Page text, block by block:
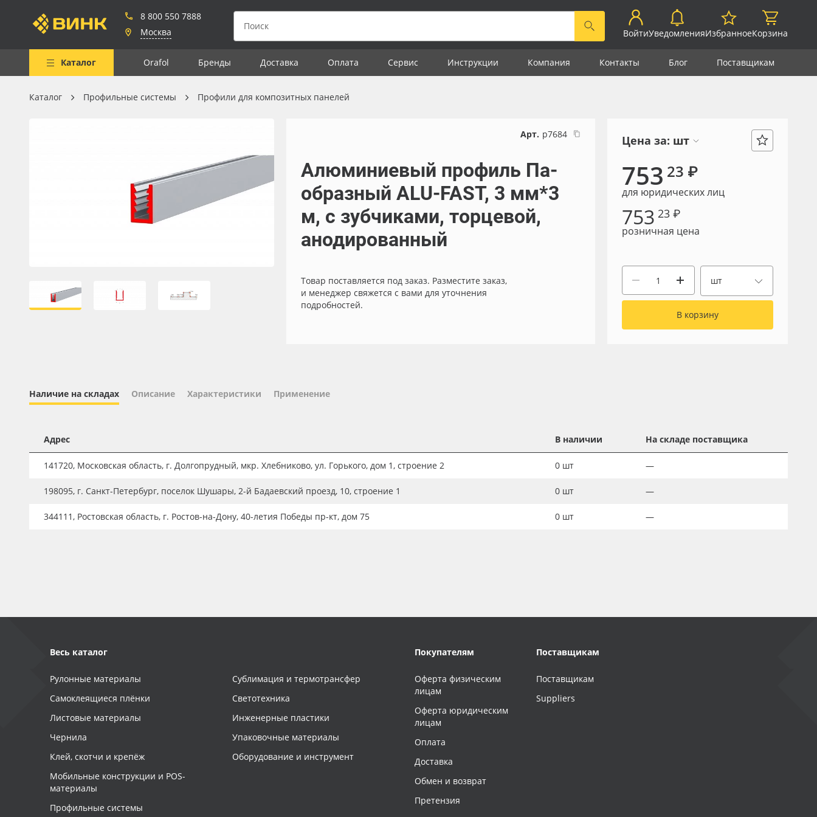
8 800 550 7888
Москва
ВойтиУведомленияИзбранноеКорзина
Каталог Orafol Бренды Доставка Оплата Сервис Инструкции Компания Контакты Блог Поставщикам
Весь каталог
Клей, скотчи и крепёж
Сублимация и термотрансфер
Новинки ассортимента
Плёнка монтажная Oratape
ПЭТ листовой
ПЭТ бэклит
Каталог Профильные системы Профили для композитных панелей
Арт. р7684
Алюминиевый профиль Пa-
образный ALU-FAST, 3 мм*3
м, с зубчиками, торцевой,
анодированный
Товар поставляется под заказ. Разместите заказ,
и менеджер свяжется с вами для уточнения
подробностей.
Цена за: шт
753 23 ₽
для юридических лиц
753 23 ₽
розничная цена
шт
В корзину
Наличие на складах Описание Характеристики Применение
Адрес В наличии На складе поставщика
141720, Московская область, г. Долгопрудный, мкр. Хлебниково, ул. Горького, дом 1, строение 2 0 шт —
198095, г. Санкт-Петербург, поселок Шушары, 2-й Бадаевский проезд, 10, строение 1 0 шт —
344111, Ростовская область, г. Ростов-на-Дону, 40-летия Победы пр-кт, дом 75 0 шт —
Весь каталог
Рулонные материалы
Самоклеящиеся плёнки
Листовые материалы
Чернила
Клей, скотчи и крепёж
Мобильные конструкции и POS-
материалы
Профильные системы
Сублимация и термотрансфер
Светотехника
Инженерные пластики
Упаковочные материалы
Оборудование и инструмент
Покупателям
Оферта физическим
лицам
Оферта юридическим
лицам
Оплата
Доставка
Обмен и возврат
Претензия
Поставщикам
Поставщикам
Suppliers